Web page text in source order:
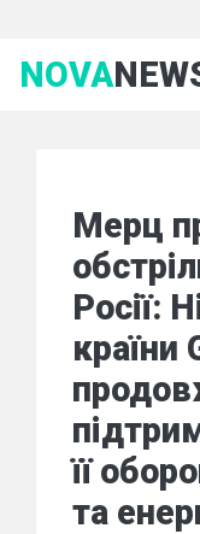
NOVA
Мерц
Росії:
країни
її
та